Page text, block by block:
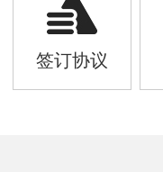
签订协议